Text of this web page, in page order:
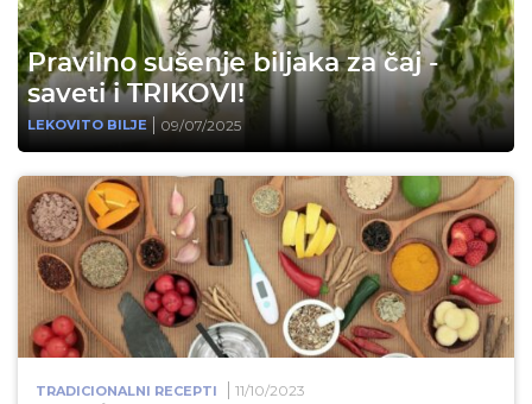
Pravilno sušenje biljaka za čaj -
saveti i TRIKOVI!
LEKOVITO BILJE 09/07/2025
TRADICIONALNI RECEPTI 11/10/2023